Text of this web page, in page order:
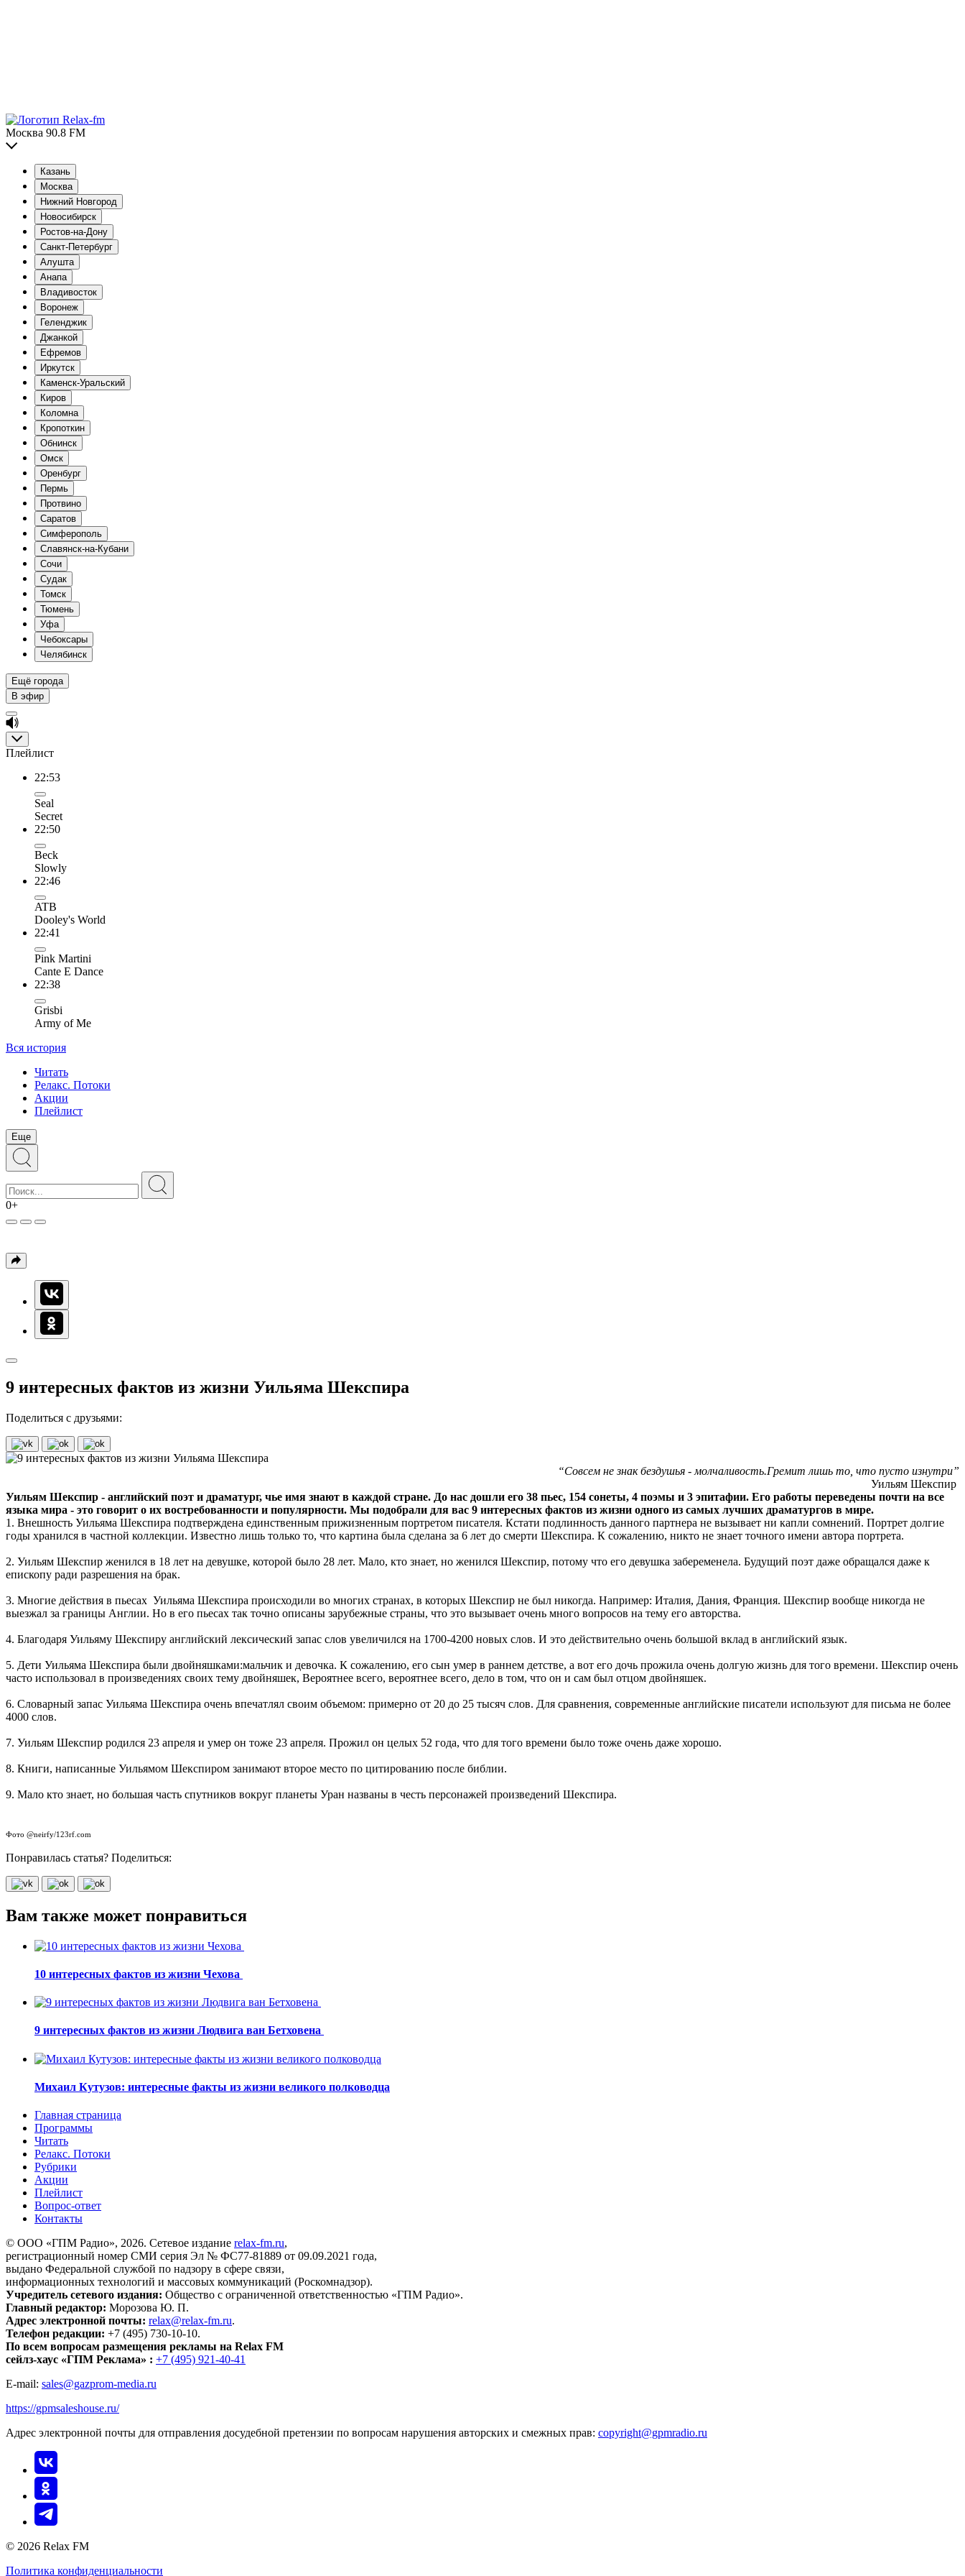
Москва 90.8 FM
Казань
Москва
Нижний Новгород
Новосибирск
Ростов-на-Дону
Санкт-Петербург
Алушта
Анапа
Владивосток
Воронеж
Геленджик
Джанкой
Ефремов
Иркутск
Каменск-Уральский
Киров
Коломна
Кропоткин
Обнинск
Омск
Оренбург
Пермь
Протвино
Саратов
Симферополь
Славянск-на-Кубани
Сочи
Судак
Томск
Тюмень
Уфа
Чебоксары
Челябинск
Ещё города
В эфир
Плейлист
22:53
Seal
Secret
22:50
Beck
Slowly
22:46
ATB
Dooley's World
22:41
Pink Martini
Cante E Dance
22:38
Grisbi
Army of Me
Вся история
Читать
Релакс. Потоки
Акции
Плейлист
Еще
0+
9 интересных фактов из жизни Уильяма Шекспира
Поделиться с друзьями:
“Совсем не знак бездушья - молчаливость.Гремит лишь то, что пусто изнутри”
Уильям Шекспир
Уильям Шекспир - английский поэт и драматург, чье имя знают в каждой стране. До нас дошли его 38 пьес, 154 сонеты, 4 поэмы и 3 эпитафии. Его работы переведены почти на все
языка мира - это говорит о их востребованности и популярности. Мы подобрали для вас 9 интересных фактов из жизни одного из самых лучших драматургов в мире.
1. Внешность Уильяма Шекспира подтверждена единственным прижизненным портретом писателя. Кстати подлинность данного партнера не вызывает ни капли сомнений. Портрет долгие
годы хранился в частной коллекции. Известно лишь только то, что картина была сделана за 6 лет до смерти Шекспира. К сожалению, никто не знает точного имени автора портрета.
2. Уильям Шекспир женился в 18 лет на девушке, которой было 28 лет. Мало, кто знает, но женился Шекспир, потому что его девушка забеременела. Будущий поэт даже обращался даже к
епископу ради разрешения на брак.
3. Многие действия в пьесах Уильяма Шекспира происходили во многих странах, в которых Шекспир не был никогда. Например: Италия, Дания, Франция. Шекспир вообще никогда не
выезжал за границы Англии. Но в его пьесах так точно описаны зарубежные страны, что это вызывает очень много вопросов на тему его авторства.
4. Благодаря Уильяму Шекспиру английский лексический запас слов увеличился на 1700-4200 новых слов. И это действительно очень большой вклад в английский язык.
5. Дети Уильяма Шекспира были двойняшками:мальчик и девочка. К сожалению, его сын умер в раннем детстве, а вот его дочь прожила очень долгую жизнь для того времени. Шекспир очень
часто использовал в произведениях своих тему двойняшек, Вероятнее всего, вероятнее всего, дело в том, что он и сам был отцом двойняшек.
6. Словарный запас Уильяма Шекспира очень впечатлял своим объемом: примерно от 20 до 25 тысяч слов. Для сравнения, современные английские писатели используют для письма не более
4000 слов.
7. Уильям Шекспир родился 23 апреля и умер он тоже 23 апреля. Прожил он целых 52 года, что для того времени было тоже очень даже хорошо.
8. Книги, написанные Уильямом Шекспиром занимают второе место по цитированию после библии.
9. Мало кто знает, но большая часть спутников вокруг планеты Уран названы в честь персонажей произведений Шекспира.
Фото @neirfy/123rf.com
Понравилась статья? Поделиться:
Вам также может понравиться
10 интересных фактов из жизни Чехова
9 интересных фактов из жизни Людвига ван Бетховена
Михаил Кутузов: интересные факты из жизни великого полководца
Главная страница
Программы
Читать
Релакс. Потоки
Рубрики
Акции
Плейлист
Вопрос-ответ
Контакты
© ООО «ГПМ Радио», 2026. Сетевое издание relax-fm.ru,
регистрационный номер СМИ серия Эл № ФС77-81889 от 09.09.2021 года,
выдано Федеральной службой по надзору в сфере связи,
информационных технологий и массовых коммуникаций (Роскомнадзор).
Учредитель сетевого издания: Общество с ограниченной ответственностью «ГПМ Радио».
Главный редактор: Морозова Ю. П.
Адрес электронной почты: relax@relax-fm.ru.
Телефон редакции: +7 (495) 730-10-10.
По всем вопросам размещения рекламы на Relax FM
сейлз-хаус «ГПМ Реклама» : +7 (495) 921-40-41
E-mail: sales@gazprom-media.ru
https://gpmsaleshouse.ru/
Адрес электронной почты для отправления досудебной претензии по вопросам нарушения авторских и смежных прав: copyright@gpmradio.ru
© 2026 Relax FM
Политика конфиденциальности